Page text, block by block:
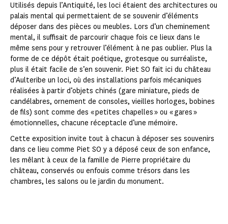
Utilisés depuis l’Antiquité, les loci étaient des architectures ou
palais mental qui permettaient de se souvenir d’éléments
déposer dans des pièces ou meubles. Lors d’un cheminement
mental, il suffisait de parcourir chaque fois ce lieux dans le
même sens pour y retrouver l’élément à ne pas oublier. Plus la
forme de ce dépôt était poétique, grotesque ou surréaliste,
plus il était facile de s’en souvenir. Piet SO fait ici du château
d’Aulteribe un loci, où des installations parfois mécaniques
réalisées à partir d’objets chinés (gare miniature, pieds de
candélabres, ornement de consoles, vieilles horloges, bobines
de fils) sont comme des « petites chapelles » ou « gares »
émotionnelles, chacune réceptacle d’une mémoire.
Cette exposition invite tout à chacun à déposer ses souvenirs
dans ce lieu comme Piet SO y a déposé ceux de son enfance,
les mêlant à ceux de la famille de Pierre propriétaire du
château, conservés ou enfouis comme trésors dans les
chambres, les salons ou le jardin du monument.